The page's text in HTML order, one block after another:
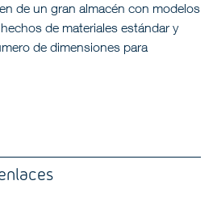
de un gran almacén con modelos
de materiales estándar y
de dimensiones para